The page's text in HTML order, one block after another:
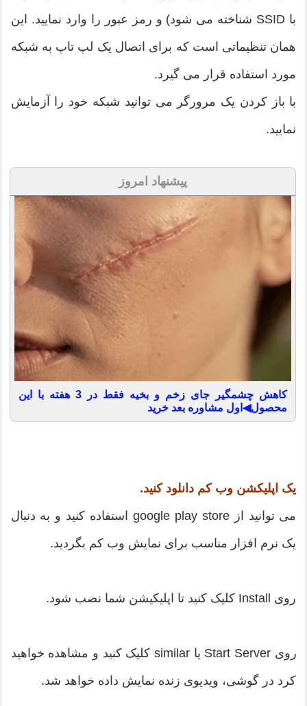
با SSID شناخته می شود) و رمز عبور را وارد نمایید. این
همان تنظیماتی است که برای اتصال یک لپ تاپ به شبکه
مورد استفاده قرار می گیرد.
با باز کردن یک مرورگر می توانید شبکه خود را آزمایش
نمایید.
پیشنهاد امروز
کاهش چشمگیر جای زخم و بخیه فقط در 3 هفته با این
محصول◀اول مشاوره بعد خرید
یک اپلیکشن وب کم دانلود کنید.
می توانید از google play store استفاده کنید و به دنبال
یک نرم افزار مناسب برای نمایش وب کم بگردید.
روی Install کلیک کنید تا اپلیکیشن شما نصب شود.
روی Start Server یا similar کلیک کنید و مشاهده خواهید
کرد در گوشی، ویدیوی زنده نمایش داده خواهد شد.